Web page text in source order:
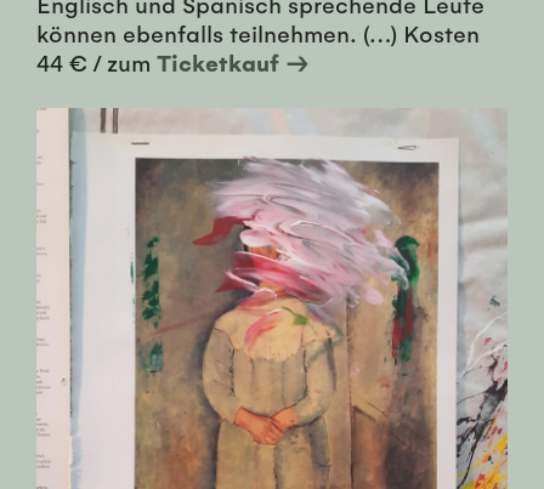
können ebenfalls teilnehmen. (…) Kosten
44 € / zum Ticketkauf →